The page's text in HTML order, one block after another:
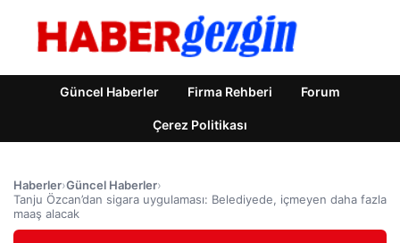
Güncel Haberler Firma Rehberi Forum
Çerez Politikası
Haberler›Güncel Haberler›
Tanju Özcan’dan sigara uygulaması: Belediyede, içmeyen daha fazla
maaş alacak